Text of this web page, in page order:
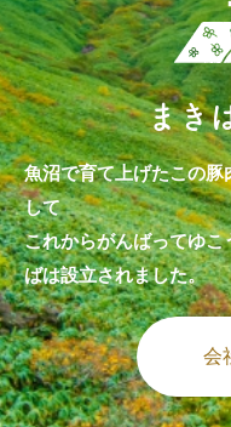
まき
魚沼で育て上げたこの
して
これからがんばってゆ
ばは設立されました。
会